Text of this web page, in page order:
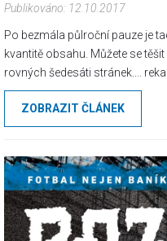
Publikováno: 12.10.2017
Po bezmála půlroční pauze je
kvantitě obsahu. Můžete se
rovných šedesáti stránek....
jarního tažení druhou ligou,
Chachar/Wear ma zítra (13. 10.)
ZOBRAZIT ČLÁNEK